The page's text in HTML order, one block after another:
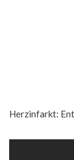
Herzinfarkt: